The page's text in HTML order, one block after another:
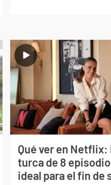
Qué ver en Netflix:
turca de 8
ideal para el fin de